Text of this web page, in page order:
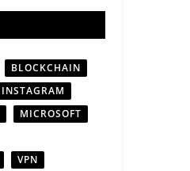
BLOCKCHAIN
INSTAGRAM
MICROSOFT
VPN